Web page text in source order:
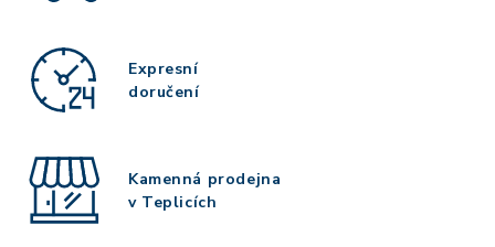
Expresní
doručení
Kamenná prodejna
v Teplicích